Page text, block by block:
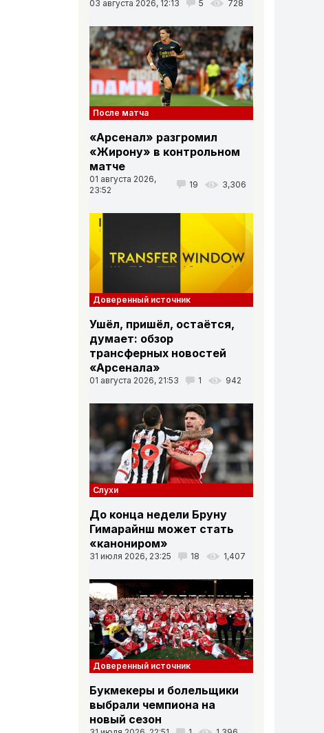
03 августа 2026, 12:13 5 728
После матча
«Арсенал» разгромил
«Жирону» в контрольном
матче
01 августа 2026,
23:52
19 3,306
Доверенный источник
Ушёл, пришёл, остаётся,
думает: обзор
трансферных новостей
«Арсенала»
01 августа 2026, 21:53 1 942
Слухи
До конца недели Бруну
Гимарайнш может стать
«канониром»
31 июля 2026, 23:25 18 1,407
Доверенный источник
Букмекеры и болельщики
выбрали чемпиона на
новый сезон